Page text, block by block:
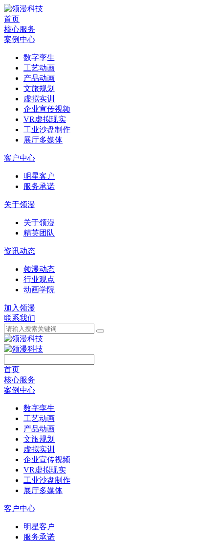
首页
核心服务
案例中心
数字孪生
工艺动画
产品动画
文旅规划
虚拟实训
企业宣传视频
VR虚拟现实
工业沙盘制作
展厅多媒体
客户中心
明星客户
服务承诺
关于领漫
关于领漫
精英团队
资讯动态
领漫动态
行业观点
动画学院
加入领漫
联系我们
首页
核心服务
案例中心
数字孪生
工艺动画
产品动画
文旅规划
虚拟实训
企业宣传视频
VR虚拟现实
工业沙盘制作
展厅多媒体
客户中心
明星客户
服务承诺